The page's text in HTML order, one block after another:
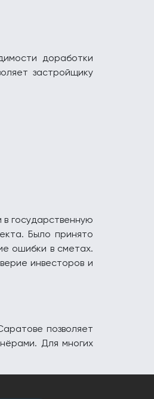
доработки
застройщику
государственную
Было принято
ошибки в сметах.
инвесторов и
позволяет
Для многих